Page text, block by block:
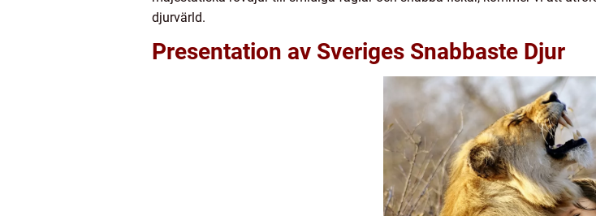
djurvärld.
Presentation av Sveriges Snabbaste Djur